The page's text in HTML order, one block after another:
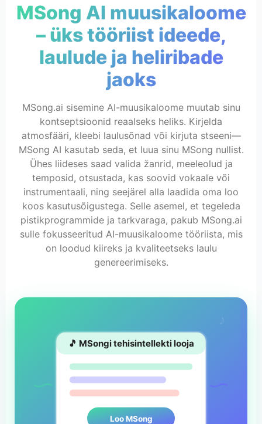
MSong AI muusikaloome
– üks tööriist ideede,
laulude ja heliribade
jaoks
MSong.ai sisemine AI-muusikaloome muutab sinu
kontseptsioonid reaalseks heliks. Kirjelda
atmosfääri, kleebi laulusõnad või kirjuta stseeni—
MSong AI kasutab seda, et luua sinu MSong nullist.
Ühes liideses saad valida žanrid, meeleolud ja
temposid, otsustada, kas soovid vokaale või
instrumentaali, ning seejärel alla laadida oma loo
koos kasutusõigustega. Selle asemel, et tegeleda
pistikprogrammide ja tarkvaraga, pakub MSong.ai
sulle fokusseeritud AI-muusikaloome tööriista, mis
on loodud kiireks ja kvaliteetseks laulu
genereerimiseks.
🎵 MSongi tehisintellekti looja
Loo MSong